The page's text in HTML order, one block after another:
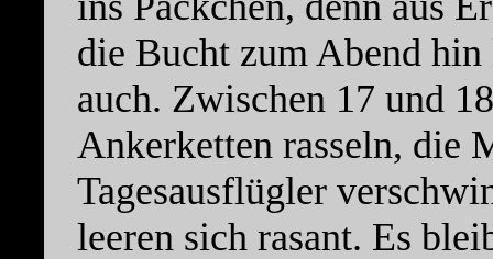
die Bucht zum Abend
auch. Zwischen 17 und
Ankerketten rasseln, die
Tagesausflügler
leeren sich rasant. Es